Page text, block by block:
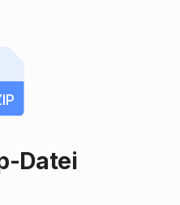
Datei